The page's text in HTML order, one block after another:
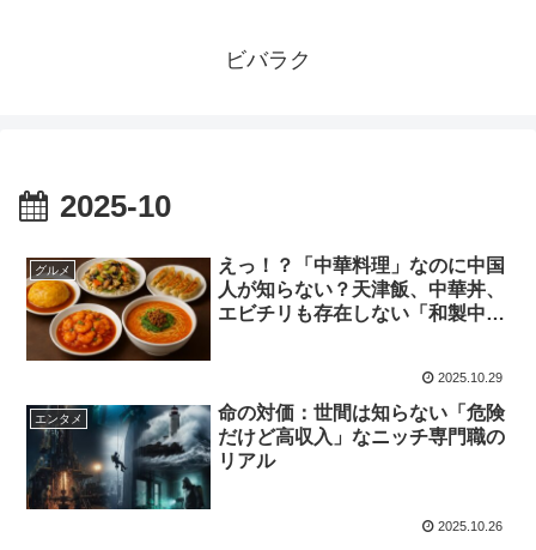
ビバラク
2025-10
グルメ
えっ！？「中華料理」なのに中国
人が知らない？天津飯、中華丼、
エビチリも存在しない「和製中
2025.10.29
エンタメ
命の対価：世間は知らない「危険
だけど高収入」なニッチ専門職の
リアル
2025.10.26